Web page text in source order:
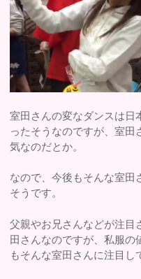
室田さんの変なダンスは日
ったそうなのですが、室田
気なのだとか。
なので、今後もそんな室田
そうです。
父親やお兄さんなどが注目
田さんなのですが、私服の
もそんな室田さんに注目し